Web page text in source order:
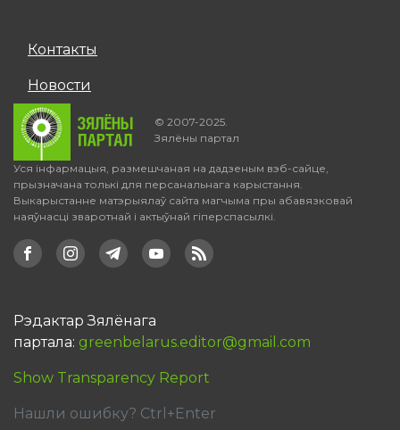
Контакты
Новости
© 2007-2025.
Зялёны партал
Уся інфармацыя, размешчаная на дадзеным вэб-сайце,
прызначана толькі для персанальнага карыстання.
Выкарыстанне матэрыялаў сайта магчыма пры абавязковай
наяўнасці зваротнай і актыўнай гіперспасылкі.
Рэдактар Зялёнага
партала: greenbelarus.editor@gmail.com
Show Transparency Report
Нашли ошибку? Ctrl+Enter